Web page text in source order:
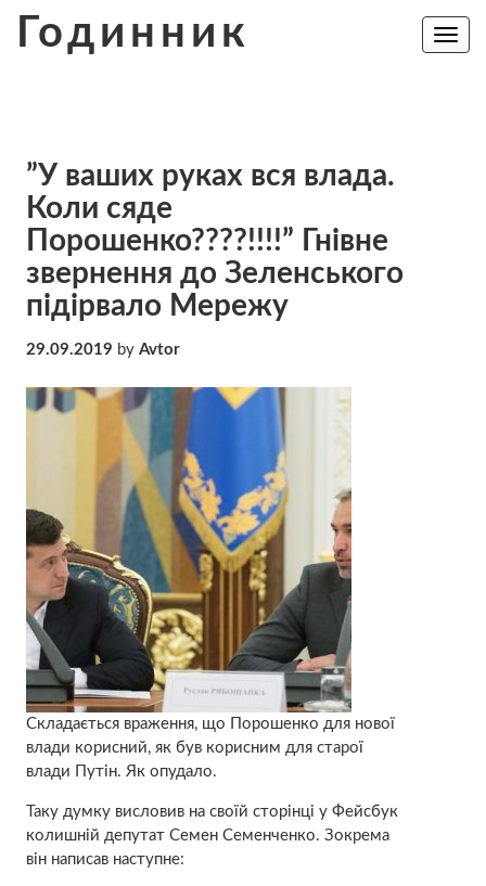
Годинник
Toggle
”У ваших руках вся влада.
Коли сяде
Порошенко????!!!!” Гнівне
звернення до Зеленського
підірвало Мережу
29.09.2019 by Avtor
Складається враження, що Порошенко для нової
влади корисний, як був корисним для старої
влади Путін. Як опудало.
Таку думку висловив на своїй сторінці у Фейсбук
колишній депутат Семен Семенченко. Зокрема
він написав наступне: